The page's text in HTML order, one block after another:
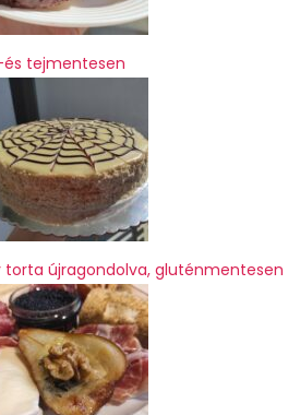
és tejmentesen
torta újragondolva, gluténmentesen